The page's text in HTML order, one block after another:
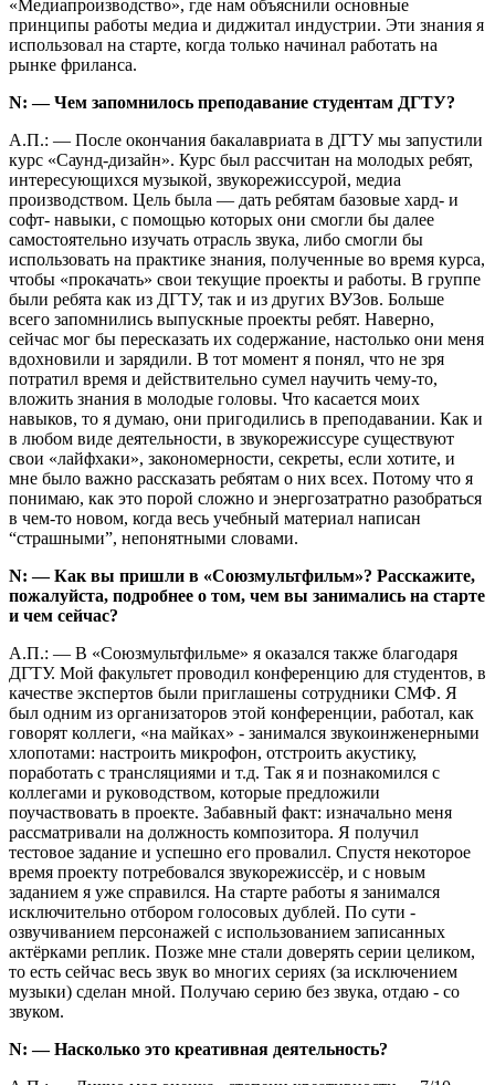
«Медиапроизводство», где нам объяснили основные
принципы работы медиа и диджитал индустрии. Эти знания я
использовал на старте, когда только начинал работать на
рынке фриланса.
N: — Чем запомнилось преподавание студентам ДГТУ?
А.П.: — После окончания бакалавриата в ДГТУ мы запустили
курс «Саунд-дизайн». Курс был рассчитан на молодых ребят,
интересующихся музыкой, звукорежиссурой, медиа
производством. Цель была — дать ребятам базовые хард- и
софт- навыки, с помощью которых они смогли бы далее
самостоятельно изучать отрасль звука, либо смогли бы
использовать на практике знания, полученные во время курса,
чтобы «прокачать» свои текущие проекты и работы. В группе
были ребята как из ДГТУ, так и из других ВУЗов. Больше
всего запомнились выпускные проекты ребят. Наверно,
сейчас мог бы пересказать их содержание, настолько они меня
вдохновили и зарядили. В тот момент я понял, что не зря
потратил время и действительно сумел научить чему-то,
вложить знания в молодые головы. Что касается моих
навыков, то я думаю, они пригодились в преподавании. Как и
в любом виде деятельности, в звукорежиссуре существуют
свои «лайфхаки», закономерности, секреты, если хотите, и
мне было важно рассказать ребятам о них всех. Потому что я
понимаю, как это порой сложно и энергозатратно разобраться
в чем-то новом, когда весь учебный материал написан
“страшными”, непонятными словами.
N: — Как вы пришли в «Союзмультфильм»? Расскажите,
пожалуйста, подробнее о том, чем вы занимались на старте
и чем сейчас?
А.П.: — В «Союзмультфильме» я оказался также благодаря
ДГТУ. Мой факультет проводил конференцию для студентов, в
качестве экспертов были приглашены сотрудники СМФ. Я
был одним из организаторов этой конференции, работал, как
говорят коллеги, «на майках» - занимался звукоинженерными
хлопотами: настроить микрофон, отстроить акустику,
поработать с трансляциями и т.д. Так я и познакомился с
коллегами и руководством, которые предложили
поучаствовать в проекте. Забавный факт: изначально меня
рассматривали на должность композитора. Я получил
тестовое задание и успешно его провалил. Спустя некоторое
время проекту потребовался звукорежиссёр, и с новым
заданием я уже справился. На старте работы я занимался
исключительно отбором голосовых дублей. По сути -
озвучиванием персонажей с использованием записанных
актёрками реплик. Позже мне стали доверять серии целиком,
то есть сейчас весь звук во многих сериях (за исключением
музыки) сделан мной. Получаю серию без звука, отдаю - со
звуком.
N: — Насколько это креативная деятельность?